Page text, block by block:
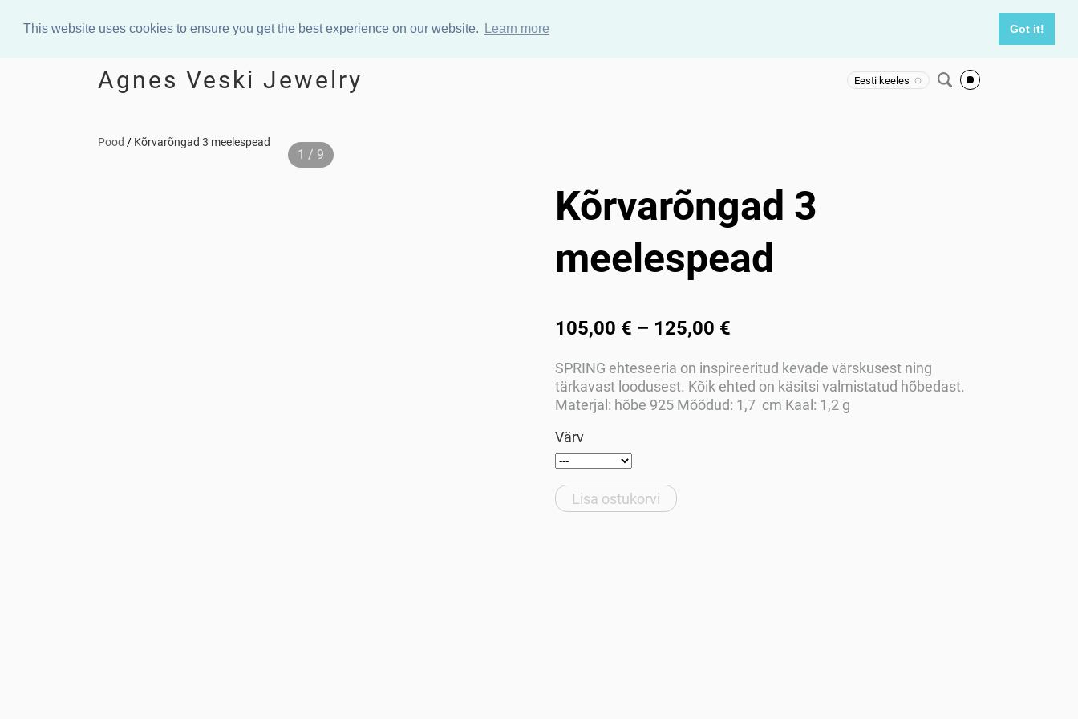
This website uses cookies to ensure you get the best experience on our website. Learn more Got it!
Agnes Veski Jewelry Eesti keeles
Pood / Kõrvarõngad 3 meelespead
1 / 9
Kõrvarõngad 3
meelespead
105,00 € – 125,00 €
SPRING ehteseeria on inspireeritud kevade värskusest ning
tärkavast loodusest. Kõik ehted on käsitsi valmistatud hõbedast.
Materjal: hõbe 925 Mõõdud: 1,7 cm Kaal: 1,2 g
Värv
Lisa ostukorvi